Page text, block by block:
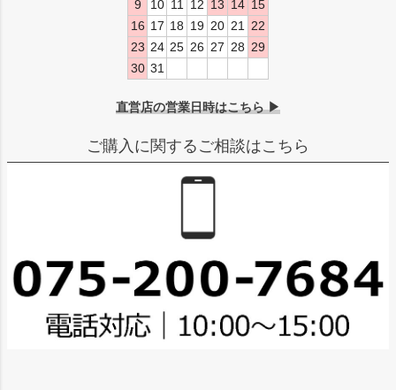
9
10 11 12 13 14 15
16 17 18 19 20 21 22
23 24 25 26 27 28 29
30 31
直営店の営業日時はこちら ▶
ご購入に関するご相談はこちら